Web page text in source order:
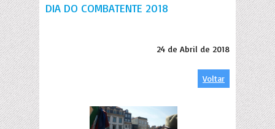
DIA DO COMBATENTE 2018
24 de Abril de 2018
Voltar